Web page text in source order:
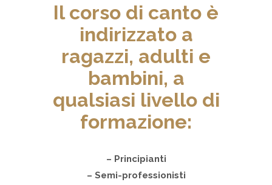
Il corso di canto è
indirizzato a
ragazzi, adulti e
bambini, a
qualsiasi livello di
formazione:
– Principianti
– Semi-professionisti